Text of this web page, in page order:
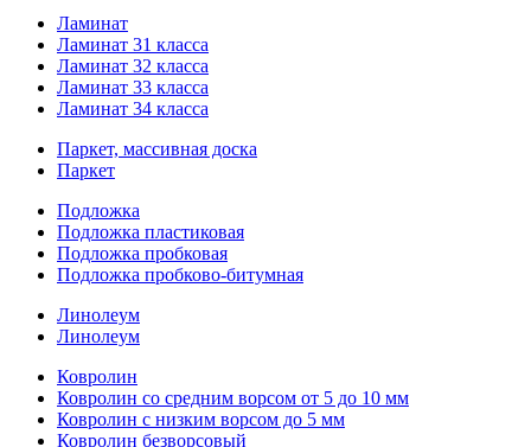
Ламинат
Ламинат 31 класса
Ламинат 32 класса
Ламинат 33 класса
Ламинат 34 класса
Паркет, массивная доска
Паркет
Подложка
Подложка пластиковая
Подложка пробковая
Подложка пробково-битумная
Линолеум
Линолеум
Ковролин
Ковролин со средним ворсом от 5 до 10 мм
Ковролин с низким ворсом до 5 мм
Ковролин безворсовый